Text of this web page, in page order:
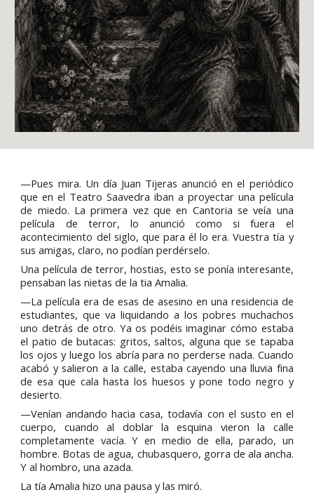
—Pues mira. Un día Juan Tijeras anunció en el periódico
que en el Teatro Saavedra iban a proyectar una película
de miedo. La primera vez que en Cantoria se veía una
película de terror, lo anunció como si fuera el
acontecimiento del siglo, que para él lo era. Vuestra tía y
sus amigas, claro, no podían perdérselo.
Una película de terror, hostias, esto se ponía interesante,
pensaban las nietas de la tia Amalia.
—La película era de esas de asesino en una residencia de
estudiantes, que va liquidando a los pobres muchachos
uno detrás de otro. Ya os podéis imaginar cómo estaba
el patio de butacas: gritos, saltos, alguna que se tapaba
los ojos y luego los abría para no perderse nada. Cuando
acabó y salieron a la calle, estaba cayendo una lluvia fina
de esa que cala hasta los huesos y pone todo negro y
desierto.
—Venían andando hacia casa, todavía con el susto en el
cuerpo, cuando al doblar la esquina vieron la calle
completamente vacía. Y en medio de ella, parado, un
hombre. Botas de agua, chubasquero, gorra de ala ancha.
Y al hombro, una azada.
La tía Amalia hizo una pausa y las miró.